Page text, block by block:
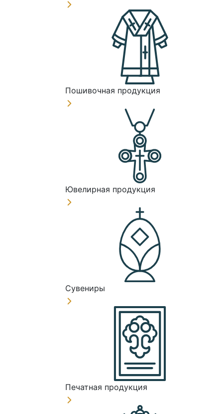
Пошивочная продукция
Ювелирная продукция
Сувениры
Печатная продукция